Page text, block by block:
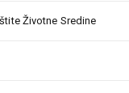
Životne Sredine